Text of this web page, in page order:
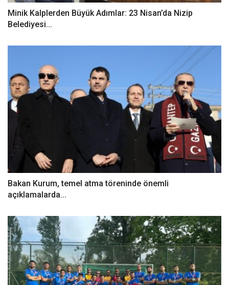
Minik Kalplerden Büyük Adımlar: 23 Nisan’da Nizip
Belediyesi...
Bakan Kurum, temel atma töreninde önemli
açıklamalarda...